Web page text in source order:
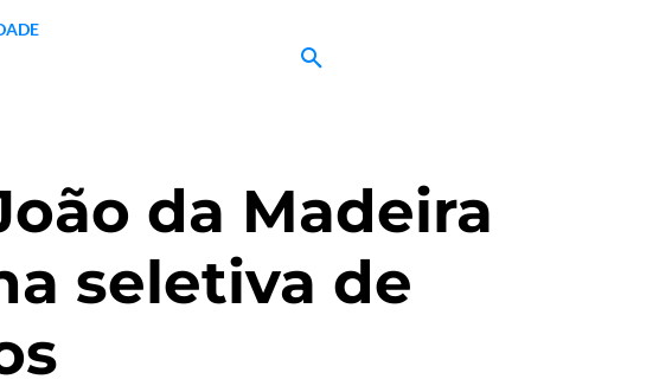
da Madeira
seletiva de